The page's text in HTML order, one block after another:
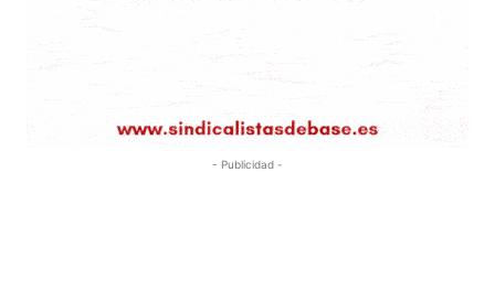
- Publicidad -